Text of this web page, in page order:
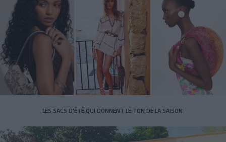
LES SACS D’ÉTÉ QUI DONNENT LE TON DE LA SAISON